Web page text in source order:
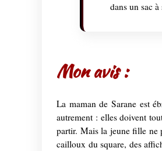
dans un sac
Mon avis :
La maman de Sarane est
autrement : elles doivent
partir. Mais la jeune fille ne
cailloux du square, des